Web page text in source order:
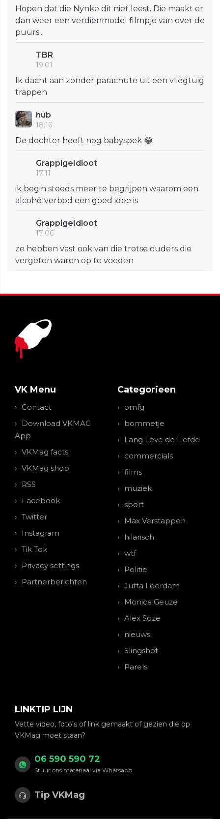
Hopen dat die Nynke dit niet leest. Die maakt er
dan weer een verdienmodel filmpje van over de
puurs...
TBR
19:01
Ik dacht aan zonder parachute uit een vliegtuig
trappen
hub
18:16
De dochter heeft nog babyspek 😂
GrappigeIdioot
17:11
ik begin steeds meer te begrijpen waarom een
alcoholverbod een goed idee is
GrappigeIdioot
17:06
ze hebben vast ook van die trotse ouders die
vergeten waren op te voeden
VK Menu
Contact
Download VKMAG
App
VKMag facts
VKMag shop
RSS
Facebook
Twitter
Instagram
Tik Tok
Privacy settings
Partnerberichten
Categorieen
omfg
bommetje
Lang Leve de Liefde
commercials
films
muziek
sport
Max Verstappen
hilarisch
wtf
Politie
Jutta Leerdam
Monica Geuze
Alex Soze
nieuws
Slingshot
Parels
LINKTIP LIJN
Vette video, foto's of link gemaakt of gezien die op
VKMag moet staan?
06 590 590 72
Stuur ons materiaal via Whatsapp
Tip VKMag